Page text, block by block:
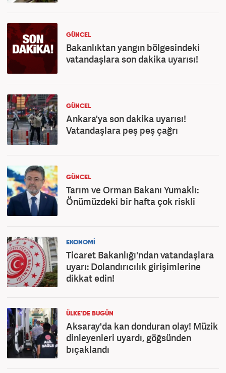
GÜNCEL
Bakanlıktan yangın bölgesindeki
vatandaşlara son dakika uyarısı!
GÜNCEL
Ankara'ya son dakika uyarısı!
Vatandaşlara peş peş çağrı
GÜNCEL
Tarım ve Orman Bakanı Yumaklı:
Önümüzdeki bir hafta çok riskli
EKONOMİ
Ticaret Bakanlığı'ndan vatandaşlara
uyarı: Dolandırıcılık girişimlerine
dikkat edin!
ÜLKE'DE BUGÜN
Aksaray'da kan donduran olay! Müzik
dinleyenleri uyardı, göğsünden
bıçaklandı